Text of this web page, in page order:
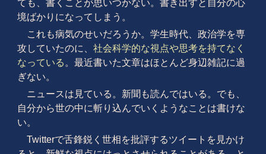
ても、書くことが思いつかない。書き出すと自分の心
境ばかりになってしまう。
これも病気のせいだろうか。学生時代、政治学を専
攻していたのに、 社会科学的な視点や思考を持てなく
なっている 。最近書いた文章はほとんど身辺雑記に過
ぎない。
ニュースは見ている。新聞も読んではいる。でも、
自分から世の中に斬り込んでいくようなことは書けな
い。
Twitterで舌鋒鋭く世相を批評するツイートを見かけ